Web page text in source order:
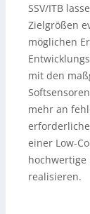
SSV/ITB
Zielgrößen
möglichen
mit den
mehr an
einer Low-
realisieren.